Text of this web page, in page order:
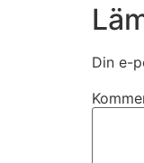
Din e-